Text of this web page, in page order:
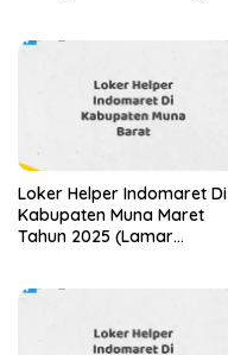
Loker Helper Indomaret Di
Kabupaten Muna Maret
Tahun 2025 (Lamar